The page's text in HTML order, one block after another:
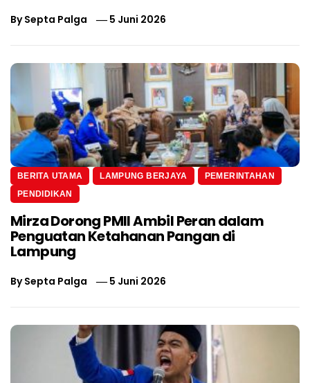
BySepta Palga 5 Juni 2026
BERITA UTAMA LAMPUNG BERJAYA
PEMERINTAHAN
PENDIDIKAN
Mirza Dorong PMII Ambil Peran dalam
Penguatan Ketahanan Pangan di
Lampung
BySepta Palga 5 Juni 2026